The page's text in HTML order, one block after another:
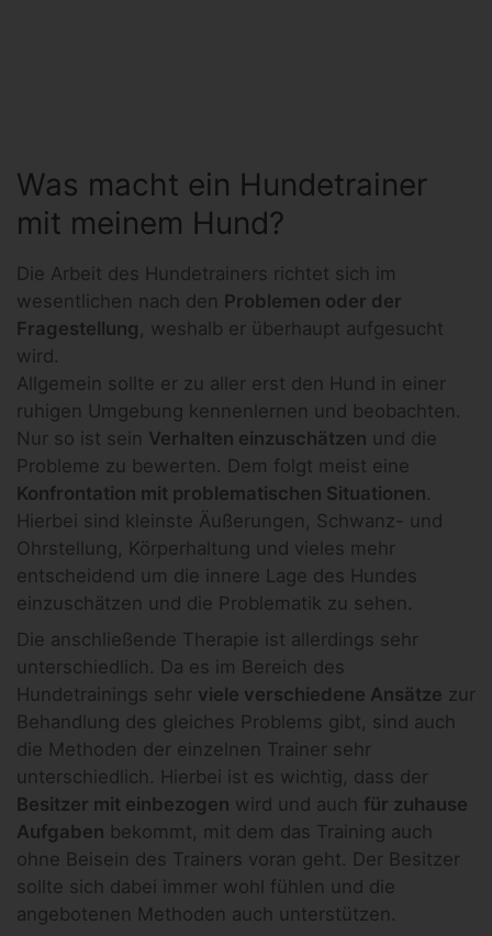
Was macht ein Hundetrainer
mit meinem Hund?
Die Arbeit des Hundetrainers richtet sich im
wesentlichen nach den Problemen oder der
Fragestellung , weshalb er überhaupt aufgesucht
wird.
Allgemein sollte er zu aller erst den Hund in einer
ruhigen Umgebung kennenlernen und beobachten.
Nur so ist sein Verhalten einzuschätzen und die
Probleme zu bewerten. Dem folgt meist eine
Konfrontation mit problematischen Situationen.
Hierbei sind kleinste Äußerungen, Schwanz- und
Ohrstellung, Körperhaltung und vieles mehr
entscheidend um die innere Lage des Hundes
einzuschätzen und die Problematik zu sehen.
Die anschließende Therapie ist allerdings sehr
unterschiedlich. Da es im Bereich des
Hundetrainings sehr viele verschiedene Ansätze zur
Behandlung des gleiches Problems gibt, sind auch
die Methoden der einzelnen Trainer sehr
unterschiedlich. Hierbei ist es wichtig, dass der
Besitzer mit einbezogen wird und auch für zuhause
Aufgaben bekommt, mit dem das Training auch
ohne Beisein des Trainers voran geht. Der Besitzer
sollte sich dabei immer wohl fühlen und die
angebotenen Methoden auch unterstützen.